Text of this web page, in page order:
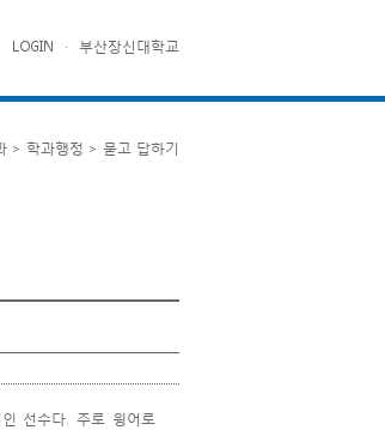
LOGIN · 부산장신대학교
> 학과행정 > 묻고 답하기
선수다. 주로 윙어로